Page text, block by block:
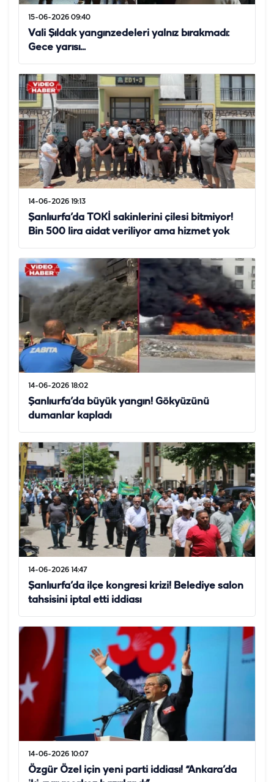
15-06-2026 09:40
Vali Şıldak yangınzedeleri yalnız bırakmadı:
Gece yarısı...
14-06-2026 19:13
Şanlıurfa’da TOKİ sakinlerini çilesi bitmiyor!
Bin 500 lira aidat veriliyor ama hizmet yok
14-06-2026 18:02
Şanlıurfa’da büyük yangın! Gökyüzünü
dumanlar kapladı
14-06-2026 14:47
Şanlıurfa’da ilçe kongresi krizi! Belediye salon
tahsisini iptal etti iddiası
14-06-2026 10:07
Özgür Özel için yeni parti iddiası! “Ankara’da